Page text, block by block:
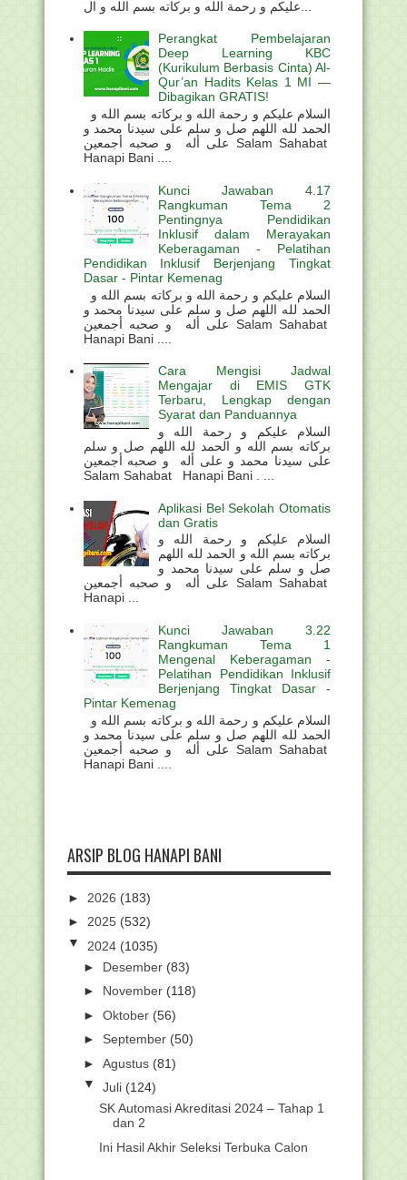
Perangkat Pembelajaran
Deep Learning KBC
(Kurikulum Berbasis Cinta) Al-
Qur’an Hadits Kelas 1 MI —
Dibagikan GRATIS!
الحمد لله اللهم صل و سلم على سيدنا محمد و
على أله و صحبه أجمعين Salam Sahabat
Hanapi Bani ....
Kunci Jawaban 4.17
Rangkuman Tema 2
Pentingnya Pendidikan
Inklusif dalam Merayakan
Keberagaman - Pelatihan
Pendidikan Inklusif Berjenjang Tingkat
Dasar - Pintar Kemenag
الحمد لله اللهم صل و سلم على سيدنا محمد و
على أله و صحبه أجمعين Salam Sahabat
Hanapi Bani ....
Cara Mengisi Jadwal
Mengajar di EMIS GTK
Terbaru, Lengkap dengan
Syarat dan Panduannya
السلام عليكم و رحمة الله و
بركاته بسم الله و الحمد لله اللهم صل و سلم
على سيدنا محمد و على أله و صحبه أجمعين
Salam Sahabat Hanapi Bani . ...
Aplikasi Bel Sekolah Otomatis
dan Gratis
السلام عليكم و رحمة الله و
بركاته بسم الله و الحمد لله اللهم
صل و سلم على سيدنا محمد و
على أله و صحبه أجمعين Salam Sahabat
Hanapi ...
Kunci Jawaban 3.22
Rangkuman Tema 1
Mengenal Keberagaman -
Pelatihan Pendidikan Inklusif
Berjenjang Tingkat Dasar -
Pintar Kemenag
الحمد لله اللهم صل و سلم على سيدنا محمد و
على أله و صحبه أجمعين Salam Sahabat
Hanapi Bani ....
ARSIP BLOG HANAPI BANI
► 2026 (183)
► 2025 (532)
▼ 2024 (1035)
► Desember (83)
► November (118)
► Oktober (56)
► September (50)
► Agustus (81)
▼ Juli (124)
SK Automasi Akreditasi 2024 – Tahap 1
dan 2
Ini Hasil Akhir Seleksi Terbuka Calon